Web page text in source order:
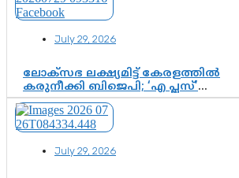
July 29, 2026
ലോക്സഭ ലക്ഷ്യമിട്ട് കേരളത്തിൽ
കരുനീക്കി ബിജെപി; ‘എ പ്ലസ്’
മണ്ഡലങ്ങളിൽ പ്രമുഖരെ ഇറക്കി
കേന്ദ്രനേതൃത്വം, തിരുവനന്തപുരത്ത്
രാജീവ് ചന്ദ്രശേഖർ, ആറ്റിങ്ങലിൽ
ശോഭാ സുരേന്ദ്രൻ..
July 29, 2026